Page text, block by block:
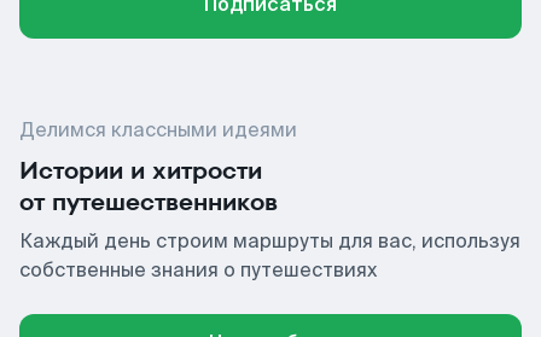
Делимся классными идеями
Истории и хитрости
от путешественников
Каждый день строим маршруты для вас, используя
собственные знания о путешествиях